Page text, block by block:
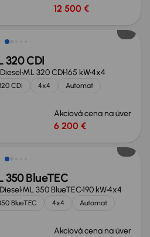
12 500 €
320 CDI
Diesel ML 320 CDI165 kW4x4
CDI 4x4
Automat
Akciová cena na úver
6 200 €
BlueTEC
Diesel ML 350 BlueTEC190 kW4x4
BlueTEC 4x4
Automat
Akciová cena na úver